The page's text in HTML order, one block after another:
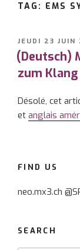
TAG: EMS
PUBLIÉ
LE
JEUDI 23 JUIN
(Deutsch)
zum
Désolé, cet
et anglais
FIND US
neo.mx3.ch
SEARCH